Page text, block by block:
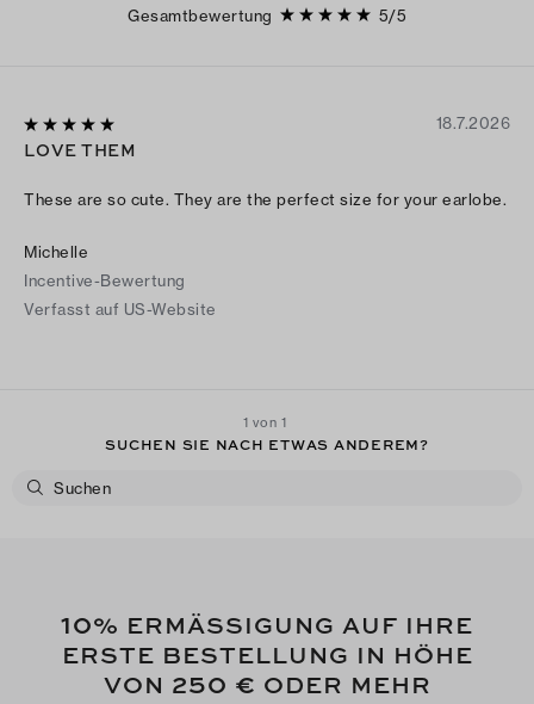
Gesamtbewertung
5/5
18.7.2026
LOVE THEM
These are so cute. They are the perfect size for your earlobe.
Michelle
Incentive-Bewertung
Verfasst auf US-Website
1 von 1
SUCHEN SIE NACH ETWAS ANDEREM?
10% ERMÄSSIGUNG AUF IHRE
ERSTE BESTELLUNG IN HÖHE
VON 250 € ODER MEHR